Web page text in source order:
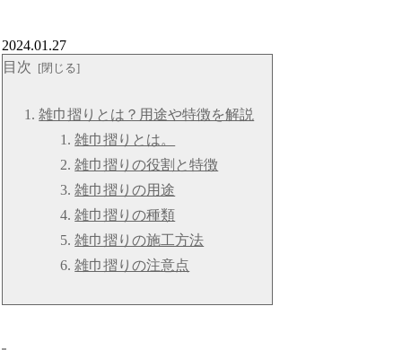
2024.01.27
目次
雑巾摺りとは？用途や特徴を解説
雑巾摺りとは。
雑巾摺りの役割と特徴
雑巾摺りの用途
雑巾摺りの種類
雑巾摺りの施工方法
雑巾摺りの注意点